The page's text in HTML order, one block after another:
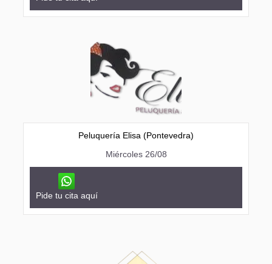
Peluquería Elisa (Pontevedra)
Miércoles 26/08
Pide tu cita aquí